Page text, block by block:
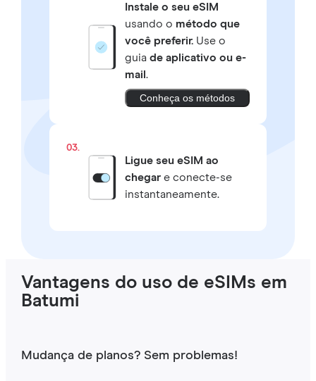
Instale o seu eSIM
usando o método que
você preferir.Use o
guia de aplicativo ou e-
mail .
Conheça os métodos
03.
Ligue seu eSIM ao
chegare conecte-se
instantaneamente.
Vantagens do uso de eSIMs em
Batumi
Mudança de planos? Sem problemas!